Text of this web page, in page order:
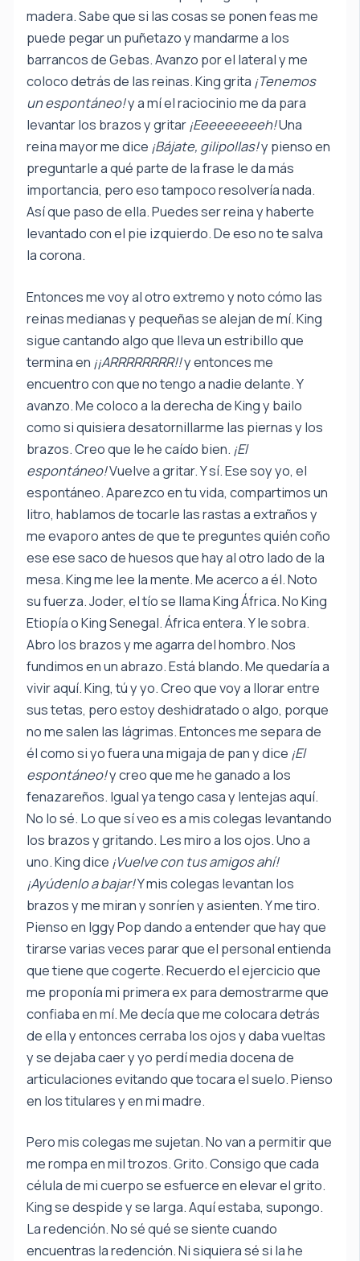
madera. Sabe que si las cosas se ponen feas me
puede pegar un puñetazo y mandarme a los
barrancos de Gebas. Avanzo por el lateral y me
coloco detrás de las reinas. King grita ¡Tenemos
un espontáneo!y a mí el raciocinio me da para
levantar los brazos y gritar ¡Eeeeeeeeeh!Una
reina mayor me dice ¡Bájate, gilipollas!y pienso en
preguntarle a qué parte de la frase le da más
importancia, pero eso tampoco resolvería nada.
Así que paso de ella. Puedes ser reina y haberte
levantado con el pie izquierdo. De eso no te salva
la corona.
Entonces me voy al otro extremo y noto cómo las
reinas medianas y pequeñas se alejan de mí. King
sigue cantando algo que lleva un estribillo que
termina en ¡¡ARRRRRRRR!!y entonces me
encuentro con que no tengo a nadie delante. Y
avanzo. Me coloco a la derecha de King y bailo
como si quisiera desatornillarme las piernas y los
brazos. Creo que le he caído bien. ¡El
espontáneo!Vuelve a gritar. Y sí. Ese soy yo, el
espontáneo. Aparezco en tu vida, compartimos un
litro, hablamos de tocarle las rastas a extraños y
me evaporo antes de que te preguntes quién coño
ese ese saco de huesos que hay al otro lado de la
mesa. King me lee la mente. Me acerco a él. Noto
su fuerza. Joder, el tío se llama King África. No King
Etiopía o King Senegal. África entera. Y le sobra.
Abro los brazos y me agarra del hombro. Nos
fundimos en un abrazo. Está blando. Me quedaría a
vivir aquí. King, tú y yo. Creo que voy a llorar entre
sus tetas, pero estoy deshidratado o algo, porque
no me salen las lágrimas. Entonces me separa de
él como si yo fuera una migaja de pan y dice ¡El
espontáneo!y creo que me he ganado a los
fenazareños. Igual ya tengo casa y lentejas aquí.
No lo sé. Lo que sí veo es a mis colegas levantando
los brazos y gritando. Les miro a los ojos. Uno a
uno. King dice ¡Vuelve con tus amigos ahí!
¡Ayúdenlo a bajar!Y mis colegas levantan los
brazos y me miran y sonríen y asienten. Y me tiro.
Pienso en Iggy Pop dando a entender que hay que
tirarse varias veces parar que el personal entienda
que tiene que cogerte. Recuerdo el ejercicio que
me proponía mi primera ex para demostrarme que
confiaba en mí. Me decía que me colocara detrás
de ella y entonces cerraba los ojos y daba vueltas
y se dejaba caer y yo perdí media docena de
articulaciones evitando que tocara el suelo. Pienso
en los titulares y en mi madre.
Pero mis colegas me sujetan. No van a permitir que
me rompa en mil trozos. Grito. Consigo que cada
célula de mi cuerpo se esfuerce en elevar el grito.
King se despide y se larga. Aquí estaba, supongo.
La redención. No sé qué se siente cuando
encuentras la redención. Ni siquiera sé si la he